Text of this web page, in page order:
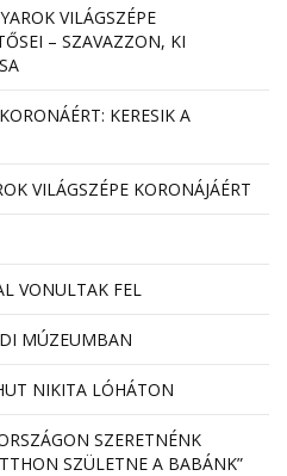
VILÁGSZÉPE
– SZAVAZZON, KI
KERESIK A
VILÁGSZÉPE KORONÁJÁÉRT
VONULTAK FEL
MÚZEUMBAN
NIKITA LÓHÁTON
SZERETNÉNK
SZÜLETNE A BABÁNK”